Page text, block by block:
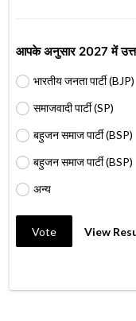
आपके अनुसार 2027 में
भारतीय जनता पार्टी (BJP)
समाजवादी पार्टी (SP)
बहुजन समाज पार्टी (BSP)
बहुजन समाज पार्टी (BSP)
अन्य
Vote View